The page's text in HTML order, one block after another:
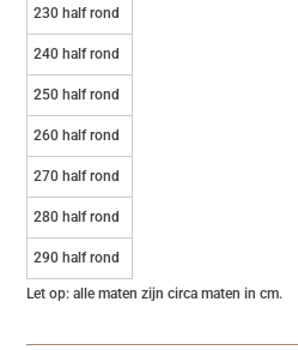
230 half rond
240 half rond
250 half rond
260 half rond
270 half rond
280 half rond
290 half rond
Let op: alle maten zijn circa maten in cm.